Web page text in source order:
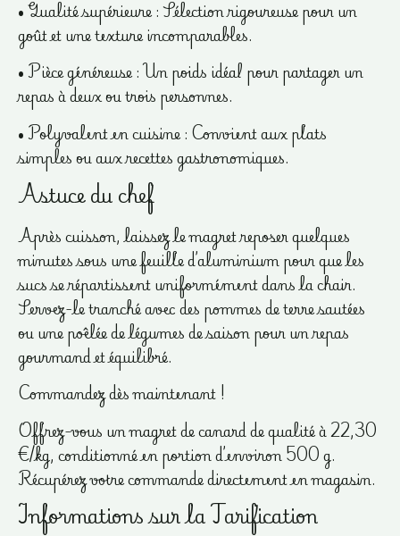
• Qualité supérieure : Sélection rigoureuse pour un
goût et une texture incomparables.
• Pièce généreuse : Un poids idéal pour partager un
repas à deux ou trois personnes.
• Polyvalent en cuisine : Convient aux plats
simples ou aux recettes gastronomiques.
Astuce du chef
Après cuisson, laissez le magret reposer quelques
minutes sous une feuille d’aluminium pour que les
sucs se répartissent uniformément dans la chair.
Servez-le tranché avec des pommes de terre sautées
ou une poêlée de légumes de saison pour un repas
gourmand et équilibré.
Commandez dès maintenant !
Offrez-vous un magret de canard de qualité à 22,30
€/kg, conditionné en portion d’environ 500 g.
Récupérez votre commande directement en magasin.
Informations sur la Tarification